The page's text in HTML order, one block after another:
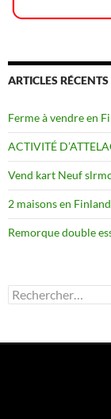
ARTICLES RÉCENTS
Ferme à vendre en
ACTIVITÉ
Vend kart Neuf
2 maisons en
Remorque double
Rechercher :